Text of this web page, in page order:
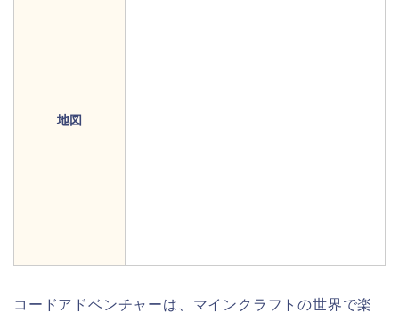
地図
コードアドベンチャーは、マインクラフトの世界で楽